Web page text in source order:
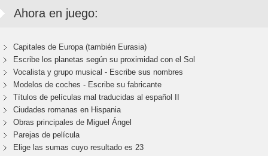
Ahora en juego:
Capitales de Europa (también Eurasia)
Escribe los planetas según su proximidad con el Sol
Vocalista y grupo musical - Escribe sus nombres
Modelos de coches - Escribe su fabricante
Títulos de películas mal traducidas al español II
Ciudades romanas en Hispania
Obras principales de Miguel Ángel
Parejas de película
Elige las sumas cuyo resultado es 23